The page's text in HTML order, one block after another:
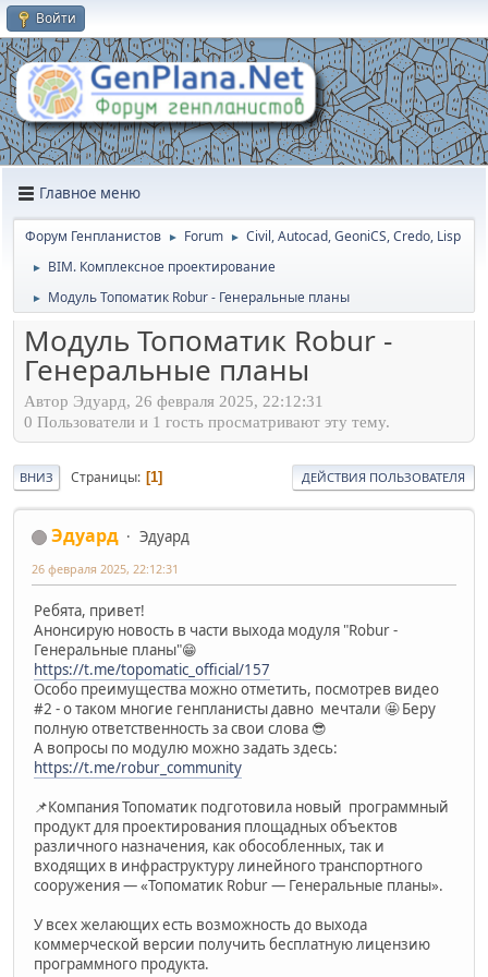
Войти
Главное меню
Форум Генпланистов ► Forum ► Civil, Autocad, GeoniCS, Credo, Lisp
► BIM. Комплексное проектирование
► Модуль Топоматик Robur - Генеральные планы
Модуль Топоматик Robur -
Генеральные планы
Автор Эдуард, 26 февраля 2025, 22:12:31
0 Пользователи и 1 гость просматривают эту тему.
ВНИЗ Страницы 1 ДЕЙСТВИЯ ПОЛЬЗОВАТЕЛЯ
Эдуард Эдуард
26 февраля 2025, 22:12:31
Ребята, привет!
Анонсирую новость в части выхода модуля "Robur -
Генеральные планы"😁
https://t.me/topomatic_official/157
Особо преимущества можно отметить, посмотрев видео
#2 - о таком многие генпланисты давно мечтали 🤩 Беру
полную ответственность за свои слова 😎
А вопросы по модулю можно задать здесь:
https://t.me/robur_community
📌Компания Топоматик подготовила новый программный
продукт для проектирования площадных объектов
различного назначения, как обособленных, так и
входящих в инфраструктуру линейного транспортного
сооружения — «Топоматик Robur — Генеральные планы».
У всех желающих есть возможность до выхода
коммерческой версии получить бесплатную лицензию
программного продукта.